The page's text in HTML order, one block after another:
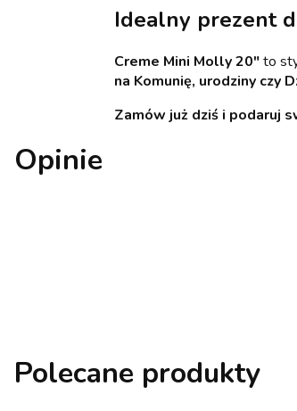
Idealny prezent
Creme Mini Molly 20"to
na Komunię, urodziny czy
Zamów już dziś i podaruj
Opinie
Polecane produkty